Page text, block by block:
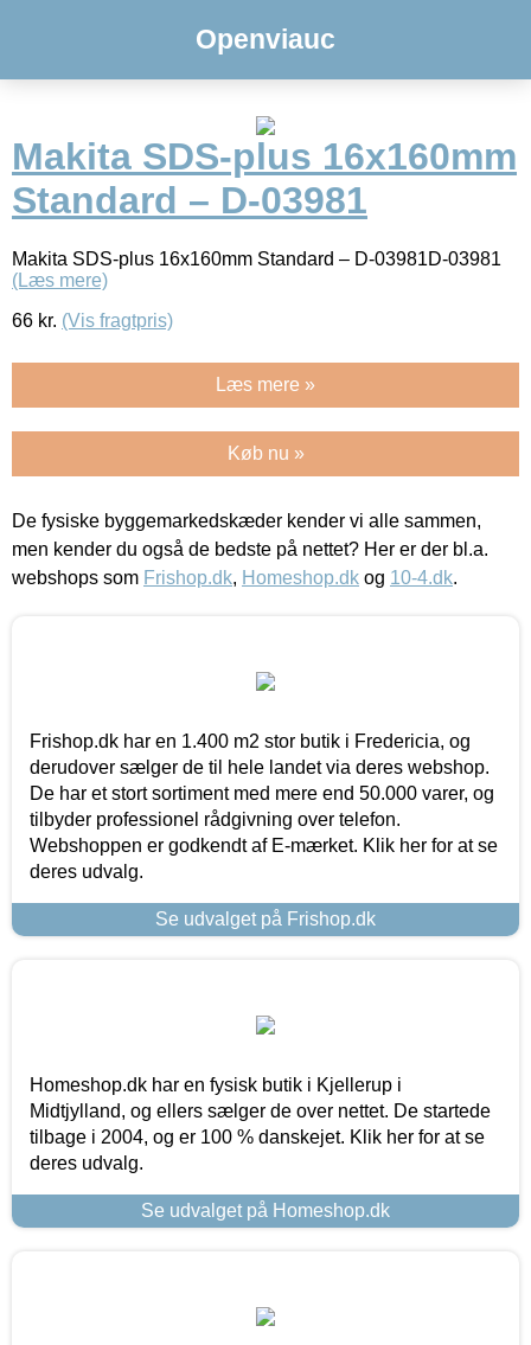
Openviauc
Makita SDS-plus 16x160mm
Standard – D-03981
Makita SDS-plus 16x160mm Standard – D-03981D-03981
(Læs mere)
66 kr. (Vis fragtpris)
Læs mere »
Køb nu »
De fysiske byggemarkedskæder kender vi alle sammen,
men kender du også de bedste på nettet? Her er der bl.a.
webshops som Frishop.dk, Homeshop.dk og 10-4.dk.
Frishop.dk har en 1.400 m2 stor butik i Fredericia, og
derudover sælger de til hele landet via deres webshop.
De har et stort sortiment med mere end 50.000 varer, og
tilbyder professionel rådgivning over telefon.
Webshoppen er godkendt af E-mærket. Klik her for at se
deres udvalg.
Se udvalget på Frishop.dk
Homeshop.dk har en fysisk butik i Kjellerup i
Midtjylland, og ellers sælger de over nettet. De startede
tilbage i 2004, og er 100 % danskejet. Klik her for at se
deres udvalg.
Se udvalget på Homeshop.dk